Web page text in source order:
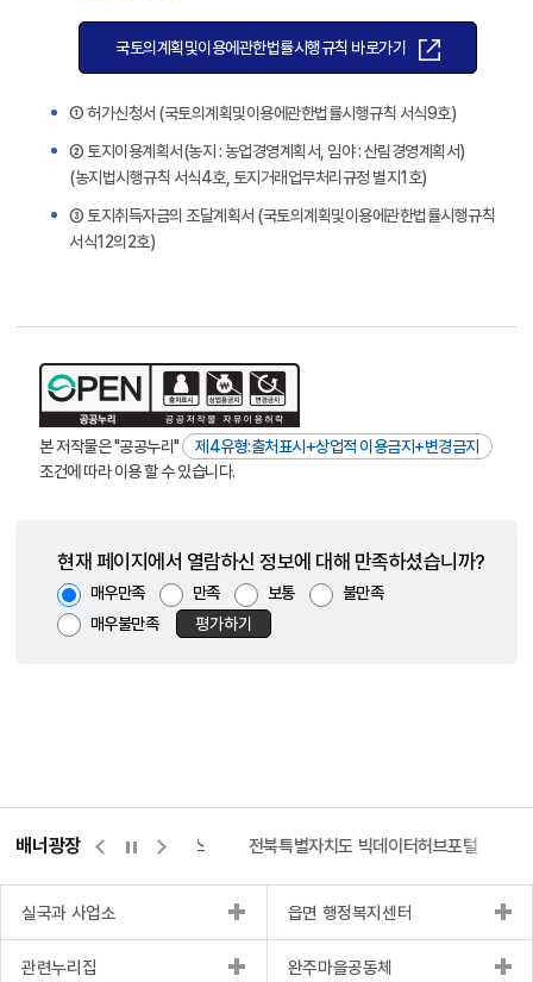
국토의계획및이용에관한법률시행규칙 바로가기
① 허가신청서 (국토의계획및이용에관한법률시행규칙 서식9호)
② 토지이용계획서(농지 : 농업경영계획서, 임야 : 산림경영계획서)
(농지법시행규칙 서식4호, 토지거래업무처리규정 별지1호)
③ 토지취득자금의 조달계획서 (국토의계획및이용에관한법률시행규칙
서식12의2호)
본 저작물은 "공공누리"
제4유형:출처표시+상업적 이용금지+변경금지
조건에 따라 이용 할 수 있습니다.
현재 페이지에서 열람하신 정보에 대해 만족하셨습니까?
매우만족 만족 보통
불만족
매우불만족
평가하기
배너광장
량바로처리센터 위택스 전북특별자치도 빅데이터허브포털
실국과 사업소 읍면 행정복지센터
관련누리집 완주마을공동체